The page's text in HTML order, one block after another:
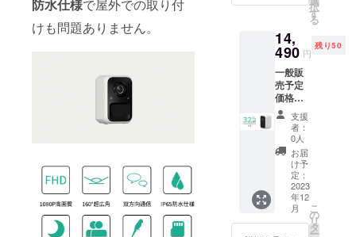
防水仕様で屋外での取り付
けも問題ありません。
せん。
体を１
台以上
ご購入
の上、
こちら
のリ
ターン
をご購
入くだ
さい。
択
す
る
14,
490 円
残り50
一般販
売予定
価格：
21,385
円（税
込） ※
送料無
料（日
本国内
限定）
内容
物：
「V3
支援
者：
0人
お届
け予
定：
2023
年12
月
こ
の
リ
タ
ー